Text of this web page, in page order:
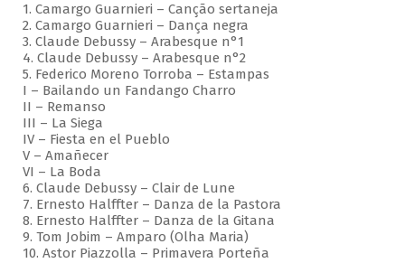
1. Camargo Guarnieri – Canção sertaneja
2. Camargo Guarnieri – Dança negra
3. Claude Debussy – Arabesque n°1
4. Claude Debussy – Arabesque n°2
5. Federico Moreno Torroba – Estampas
I – Bailando un Fandango Charro
II – Remanso
III – La Siega
IV – Fiesta en el Pueblo
V – Amañecer
VI – La Boda
6. Claude Debussy – Clair de Lune
7. Ernesto Halffter – Danza de la Pastora
8. Ernesto Halffter – Danza de la Gitana
9. Tom Jobim – Amparo (Olha Maria)
10. Astor Piazzolla – Primavera Porteña